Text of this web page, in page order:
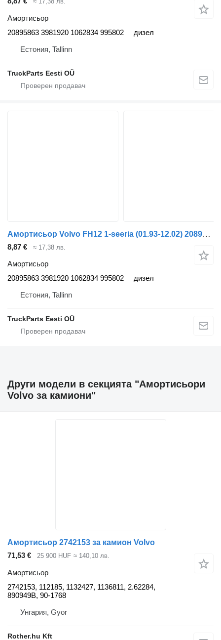
Амортисьор
20895863 3981920 1062834 995802
дизел
Естония, Tallinn
TruckParts Eesti OÜ
Амортисьор Volvo FH12 1-seeria (01.93-12.02) 20895863 за камион Volvo FH12, FH16, NH12, FH, VNL780 (1993-2014)
8,87 € ≈ 17,38 лв.
Амортисьор
20895863 3981920 1062834 995802
дизел
Естония, Tallinn
TruckParts Eesti OÜ
Други модели в секцията "Амортисьори
Volvo за камиони"
Амортисьор 2742153 за камион Volvo
71,53 €
25 900 HUF ≈ 140,10 лв.
Амортисьор
2742153, 112185, 1132427, 1136811, 2.62284,
890949B, 90-1768
Унгария, Gyor
Rother.hu Kft